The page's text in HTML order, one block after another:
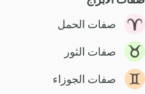
صفات الحمل
صفات الثور
صفات الجوزاء